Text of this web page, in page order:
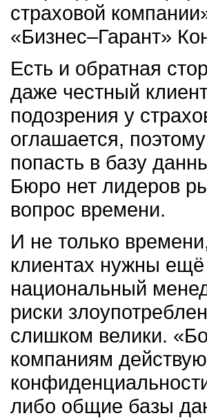
страховой
«Бизнес–Гарант»
Есть и обратная
даже честный
подозрения у
оглашается,
попасть в базу
Бюро нет лидеров
вопрос времени.
И не только
клиентах нужны ещё
национальный
риски
слишком велики.
компаниям
либо общие базы